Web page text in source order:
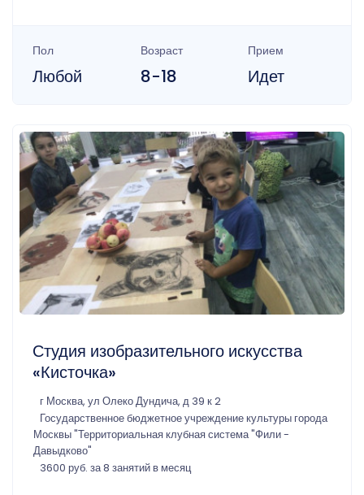
Пол
Любой
Возраст
8-18
Прием
Идет
Студия изобразительного искусства
«Кисточка»
г Москва, ул Олеко Дундича, д 39 к 2
Государственное бюджетное учреждение культуры города
Москвы "Территориальная клубная система "Фили -
Давыдково"
3600 руб. за 8 занятий в месяц